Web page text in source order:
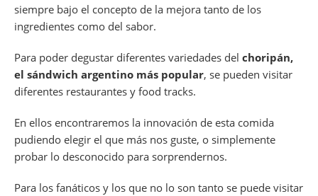
siempre bajo el concepto de la mejora tanto de los
ingredientes como del sabor.
Para poder degustar diferentes variedades del choripán,
el sándwich argentino más popular, se pueden visitar
diferentes restaurantes y food tracks.
En ellos encontraremos la innovación de esta comida
pudiendo elegir el que más nos guste, o simplemente
probar lo desconocido para sorprendernos.
Para los fanáticos y los que no lo son tanto se puede visitar